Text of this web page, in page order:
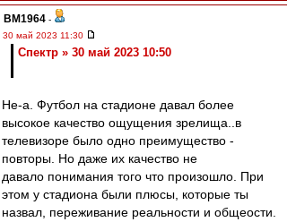
BM1964 -
30 май 2023 11:30
Спектр » 30 май 2023 10:50
Не-а. Футбол на стадионе давал более
высокое качество ощущения зрелища..в
телевизоре было одно преимущество -
повторы. Но даже их качество не
давало понимания того что произошло. При
этом у стадиона были плюсы, которые ты
назвал, переживание реальности и общеости.